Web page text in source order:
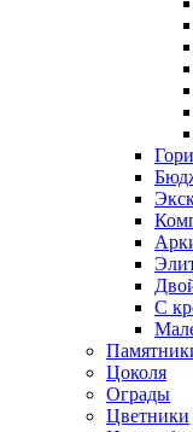
С
Цоколя
Ограды
Цветники